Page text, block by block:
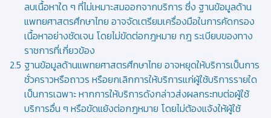
ลบเนื้อหาใด ๆ ที่ไม่เหมาะสมออกจากบริการ ซึ่ง ฐานข้อมูลด้าน
แพทยศาสตรศึกษาไทย อาจจัดเตรียมเครื่องมือในการคัดกรอง
เนื้อหาอย่างชัดเจน โดยไม่ขัดต่อกฎหมาย กฎ ระเบียบของทาง
ราชการที่เกี่ยวข้อง
ฐานข้อมูลด้านแพทยศาสตรศึกษาไทย อาจหยุดให้บริการเป็นการ
ชั่วคราวหรือถาวร หรือยกเลิกการให้บริการแก่ผู้ใช้บริการรายใด
เป็นการเฉพาะ หากการให้บริการดังกล่าวส่งผลกระทบต่อผู้ใช้
บริการอื่น ๆ หรือขัดแย้งต่อกฎหมาย โดยไม่ต้องแจ้งให้ผู้ใช้